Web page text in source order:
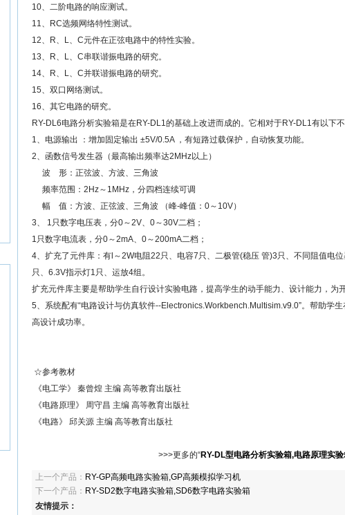
10、二阶电路的响应测试。
11、RC选频网络特性测试。
12、R、L、C元件在正弦电路中的特性实验。
13、R、L、C串联谐振电路的研究。
14、R、L、C并联谐振电路的研究。
15、双口网络测试。
16、其它电路的研究。
RY-DL6电路分析实验箱是在RY-DL1的基础上改进而成的。它相对于RY-DL1有以下
1、电源输出 ：增加固定输出 ±5V/0.5A ，有短路过载保护，自动恢复功能。
2、函数信号发生器（最高输出频率达2MHz以上）
波 形：正弦波、方波、三角波
频率范围：2Hz～1MHz，分四档连续可调
幅 值：方波、正弦波、三角波 （峰-峰值：0～10V）
3、 1只数字电压表，分0～2V、0～30V二档；
1只数字电流表，分0～2mA、0～200mA二档；
4、扩充了元件库：有l～2W电阻22只、电容7只、二极管(稳压 管)3只、不同阻值电
只、6.3V指示灯1只、运放4组。
扩充元件库主要是帮助学生自行设计实验电路，提高学生的动手能力、设计能力，为
5、系统配有“电路设计与仿真软件--Electronics.Workbench.Multisim.v9.0”。帮助学
高设计成功率。
☆参考教材
《电工学》 秦曾煌 主编 高等教育出版社
《电路原理》 周守昌 主编 高等教育出版社
《电路》 邱关源 主编 高等教育出版社
>>>更多的“RY-DL型电路分析实验箱,电路原理实
上一个产品： RY-GP高频电路实验箱,GP高频模拟学习机
下一个产品： RY-SD2数字电路实验箱,SD6数字电路实验箱
友情提示：